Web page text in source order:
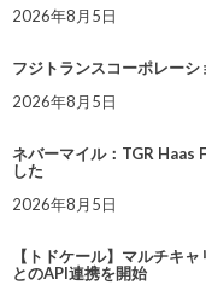
2026年8月5日
フジトランスコーポレー
2026年8月5日
ネバーマイル：TGR Haas
した
2026年8月5日
【トドケール】マルチキ
とのAPI連携を開始